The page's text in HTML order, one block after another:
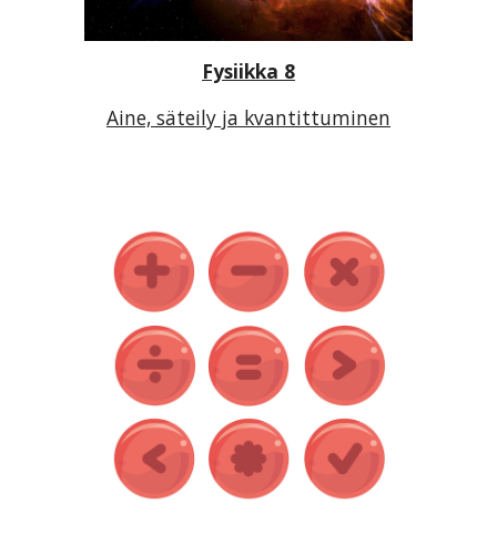
Fysiikka 8
Aine, säteily ja kvantittuminen